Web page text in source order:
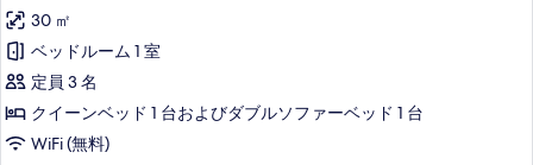
の
写
真
を
表
ム
の
詳
細
ル
ル
ー
ム
ク
30 ㎡
ベッドルーム 1 室
定員 3 名
クイーンベッド 1 台およびダブルソファーベッド 1 台
WiFi (無料)